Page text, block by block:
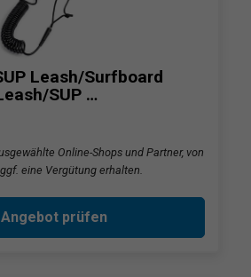
Leash/Surfboard
SUP …
Online-Shops und Partner, von
eine Vergütung erhalten.
prüfen